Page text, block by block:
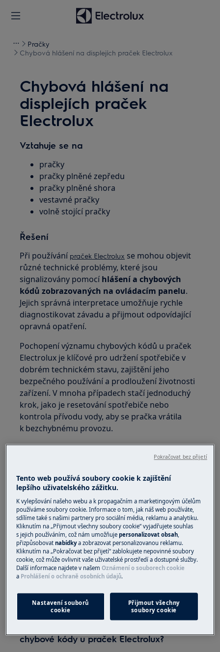
Pračky
Chybová hlášení na displejích praček Electrolux
Chybová hlášení na
displejích praček
Electrolux
Vztahuje se na
pračky
pračky plněné zepředu
pračky plněné shora
vestavné pračky
volně stojící pračky
Řešení
Při používání praček Electrolux se mohou objevit
různé technické problémy, které jsou
signalizovány pomocí hlášení a chybových
kódů zobrazovaných na ovládacím panelu.
Jejich správná interpretace umožňuje rychle
diagnostikovat závadu a přijmout odpovídající
opravná opatření.
Pochopení významu chybových kódů u praček
Electrolux je klíčové pro udržení spotřebiče v
dobrém technickém stavu, zajištění jeho
bezpečného používání a prodloužení životnosti
zařízení. V mnoha případech stačí jednoduchý
krok, jako je resetování spotřebiče nebo
kontrola přívodu vody, aby se pračka vrátila
k bezchybnému provozu.
Proč se vyplatí znát chybové kódy praček
Znalost chybových hlášení umožňuje:
rychlou diagnostiku problému bez
nutnosti volat servis,
omezení nákladů na opravy,
zlepšení účinnosti praní,
zvýšení bezpečnosti používání zařízení,
prodloužení životnosti pračky.
Vždy se vyplatí mít po rucenávod k obsluze
protože význam kódů se může lišit v závislosti
na verzi spotřebiče.
chybové kódy u praček Electrolux?
Tento web používá soubory cookie k zajištění
lepšího uživatelského zážitku.
K vylepšování našeho webu a k propagačním a marketingovým účelům
používáme soubory cookie. Informace o tom, jak náš web používáte,
sdílíme také s našimi partnery pro sociální média, reklamu a analytiku.
Kliknutím na „Přijmout všechny soubory cookie“ vyjadřujete souhlas
s jejich používáním, což nám umožňujepersonalizovat obsah,
přizpůsobovatnabídkya zobrazovat personalizovanou reklamu.
Kliknutím na „Pokračovat bez přijetí“ zablokujete nepovinné soubory
cookie, což může ovlivnit vaše uživatelské prostředí a dostupné služby.
Další informace najdete v našemOznámení o souborech cookie
a Prohlášení o ochraně osobních údajů.
Nastavení souborů
cookie
Přijmout všechny
soubory cookie
Pokračovat bez přijetí